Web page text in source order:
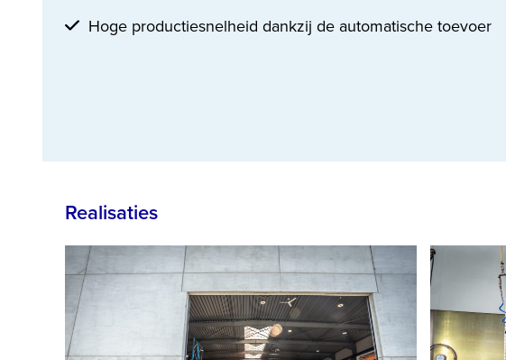
Hoge productiesnelheid dankzij de automatische toevoer
Realisaties
Use
the
left
and